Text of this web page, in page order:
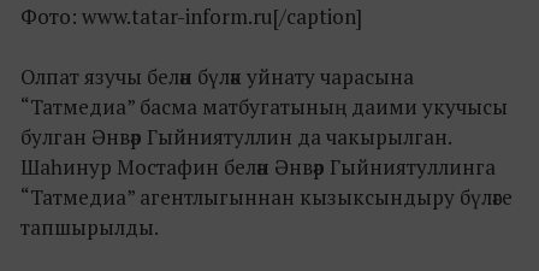
Фото: www.tatar-inform.ru[/caption]
Олпат язучы белән бүләк уйнату чарасына
“Татмедиа” басма матбугатының даими укучысы
булган Әнвәр Гыйниятуллин да чакырылган.
Шаһинур Мостафин белән Әнвәр Гыйниятуллинга
“Татмедиа” агентлыгыннан кызыксындыру бүләге
тапшырылды.